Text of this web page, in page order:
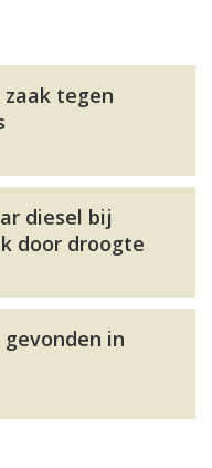
tegen
diesel bij
door droogte
in